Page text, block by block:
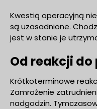
Kwestią operacyjną
są uzasadnione.
jest w stanie je
Od reakcji
Krótkoterminowe
Zamrożenie
nadgodzin.